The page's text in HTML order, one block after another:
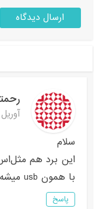
آوریل 19, 2021 در 12:48 ق.ظ
سلام
این برد هم مثل‌اس
با همون usb میشه؟
پاسخ